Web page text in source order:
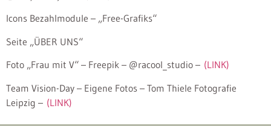
Icons Bezahlmodule – „Free-Grafiks“
Seite „ÜBER UNS“
Foto „Frau mit V“ – Freepik – @racool_studio – (LINK)
Team Vision-Day – Eigene Fotos – Tom Thiele Fotografie
Leipzig – (LINK)